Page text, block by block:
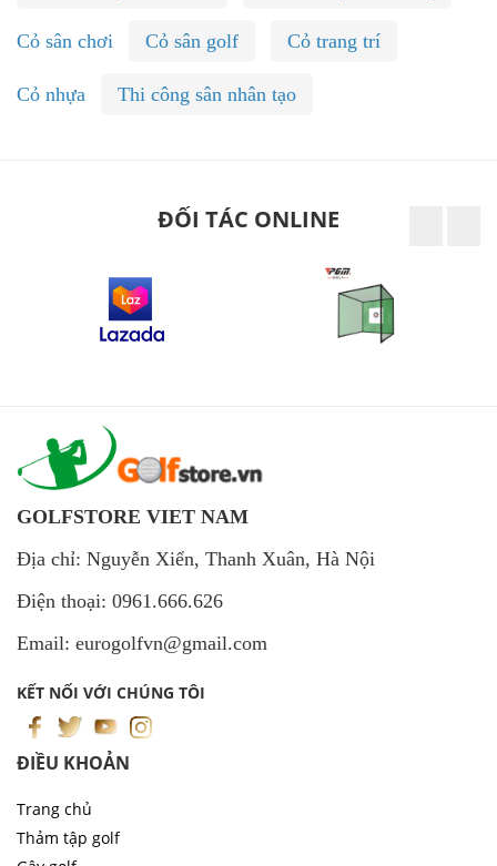
Cỏ sân chơi Cỏ sân golf Cỏ trang trí
Cỏ nhựa Thi công sân nhân tạo
ĐỐI TÁC ONLINE
GOLFSTORE VIET NAM
Địa chỉ: Nguyễn Xiển, Thanh Xuân, Hà Nội
Điện thoại: 0961.666.626
Email: eurogolfvn@gmail.com
KẾT NỐI VỚI CHÚNG TÔI
ĐIỀU KHOẢN
Trang chủ
Thảm tập golf